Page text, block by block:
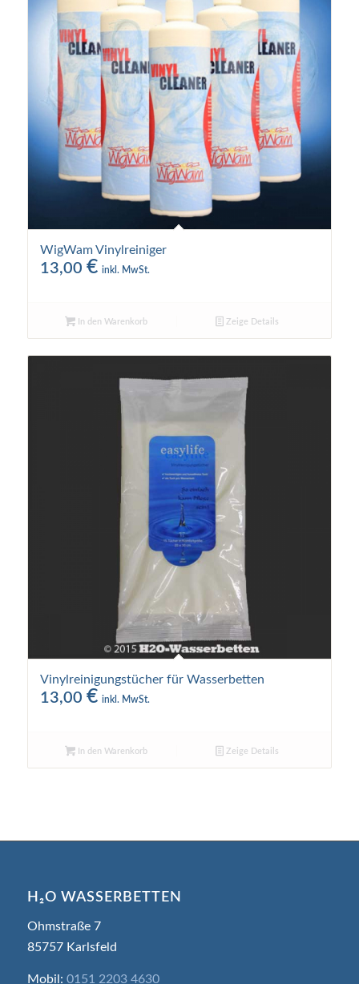
WigWam Vinylreiniger
13,00 € inkl. MwSt.
In den Warenkorb Zeige Details
Vinylreinigungstücher für Wasserbetten
13,00 € inkl. MwSt.
In den Warenkorb Zeige Details
H₂O WASSERBETTEN
Ohmstraße 7
85757 Karlsfeld
Mobil: 0151 2203 4630